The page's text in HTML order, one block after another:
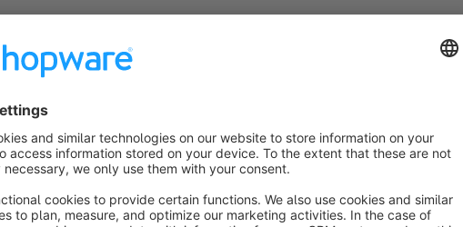
Information on installation and configuration can be found in our
base/tickets-for-shopware-sw5.